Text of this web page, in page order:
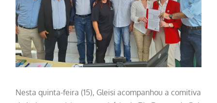
Nesta quinta-feira (15), Gleisi acompanhou a comitiva